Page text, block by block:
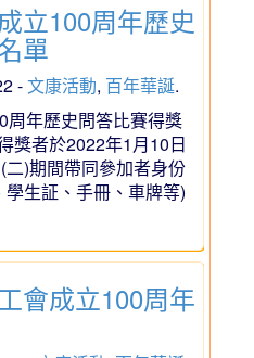
立100周年歷史
單
-文康活動, 百年華誕.
周年歷史問答比賽得獎
獎者於2022年1月10日
)期間帶同參加者身份
生証、手冊、車牌等)
會成立100周年